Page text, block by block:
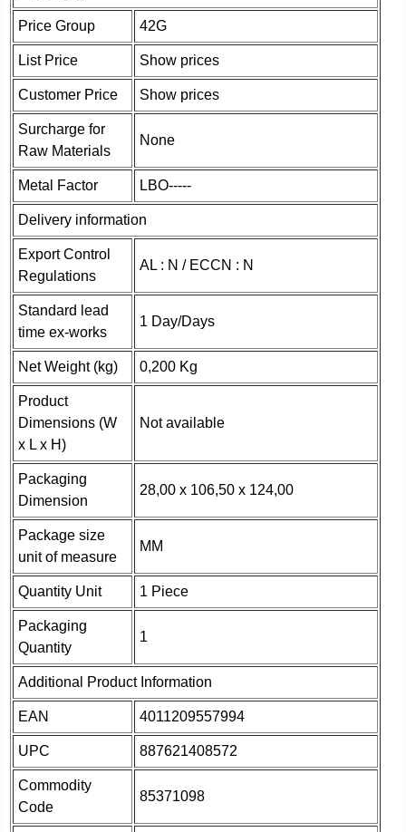
Price Group 42G
List Price Show prices
Customer Price Show prices
Surcharge for
Raw Materials
None
Metal Factor LBO-----
Delivery information
Export Control
Regulations
AL : N / ECCN : N
Standard lead
time ex-works
1 Day/Days
Net Weight (kg) 0,200 Kg
Product
Dimensions (W
x L x H)
Not available
Packaging
Dimension
28,00 x 106,50 x 124,00
Package size
unit of measure
MM
Quantity Unit 1 Piece
Packaging
Quantity
1
Additional Product Information
EAN 4011209557994
UPC 887621408572
Commodity
Code
85371098